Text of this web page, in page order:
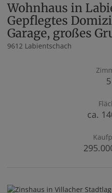
Wohnhaus in
Gepflegtes
Garage, großes
9612 Labientschach
5
ca.